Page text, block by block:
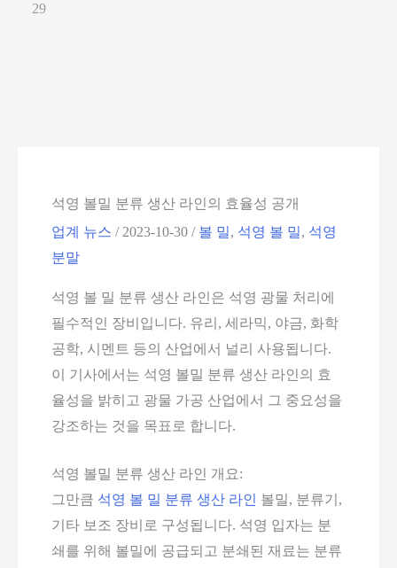
29
석영 볼밀 분류 생산 라인의 효율성 공개
업계 뉴스 / 2023-10-30/ 볼 밀, 석영 볼 밀, 석영
분말
석영 볼 밀 분류 생산 라인은 석영 광물 처리에
필수적인 장비입니다. 유리, 세라믹, 야금, 화학
공학, 시멘트 등의 산업에서 널리 사용됩니다.
이 기사에서는 석영 볼밀 분류 생산 라인의 효
율성을 밝히고 광물 가공 산업에서 그 중요성을
강조하는 것을 목표로 합니다.
석영 볼밀 분류 생산 라인 개요:
그만큼 석영 볼 밀 분류 생산 라인 볼밀, 분류기,
기타 보조 장비로 구성됩니다. 석영 입자는 분
쇄를 위해 볼밀에 공급되고 분쇄된 재료는 분류